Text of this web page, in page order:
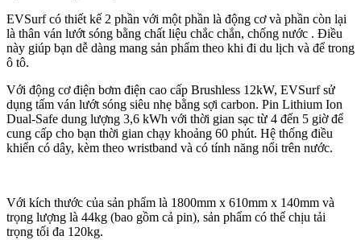
EVSurf có thiết kế 2 phần với một phần là động cơ và phần còn lại
là thân ván lướt sóng bằng chất liệu chắc chắn, chống nước . Điều
này giúp bạn dễ dàng mang sản phẩm theo khi đi du lịch và để trong
ô tô.
Với động cơ điện bơm điện cao cấp Brushless 12kW, EVSurf sử
dụng tấm ván lướt sóng siêu nhẹ bằng sợi carbon. Pin Lithium Ion
Dual-Safe dung lượng 3,6 kWh với thời gian sạc từ 4 đến 5 giờ để
cung cấp cho bạn thời gian chạy khoảng 60 phút. Hệ thống điều
khiển có dây, kèm theo wristband và có tính năng nổi trên nước.
Với kích thước của sản phẩm là 1800mm x 610mm x 140mm và
trọng lượng là 44kg (bao gồm cả pin), sản phẩm có thể chịu tải
trọng tối đa 120kg.